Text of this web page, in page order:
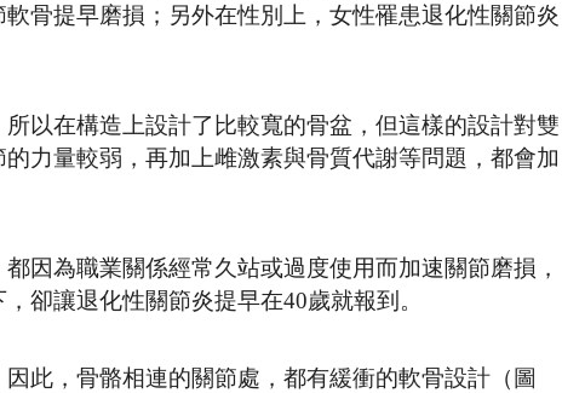
骨提早磨損；另外在性別上，女性罹患退化性關節炎
以在構造上設計了比較寬的骨盆，但這樣的設計對雙
力量較弱，再加上雌激素與骨質代謝等問題，都會加
因為職業關係經常久站或過度使用而加速關節磨損，
卻讓退化性關節炎提早在40歲就報到。
此，骨骼相連的關節處，都有緩衝的軟骨設計（圖